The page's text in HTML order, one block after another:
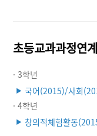
초등교과과정연
· 3학년
▶ 국어(2015)/사회
· 4학년
▶ 창의적체험활동